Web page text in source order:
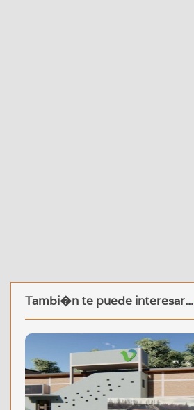
Tambi�n te puede interesar...